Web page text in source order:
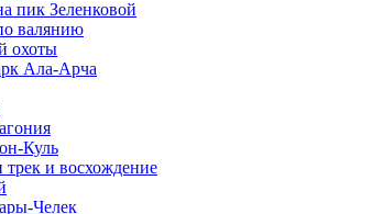
пик Зеленковой
валянию
охоты
Ала-Арча
Куль
и восхождение
Челек